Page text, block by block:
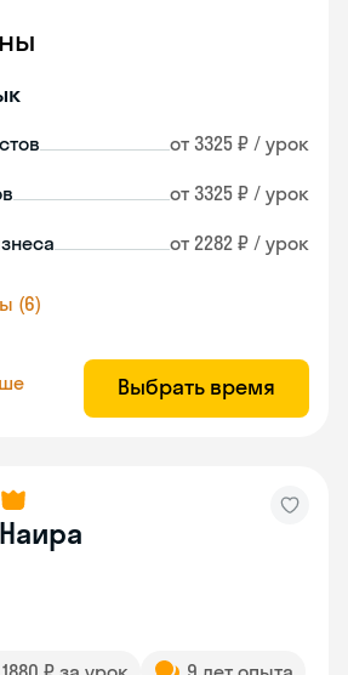
от 3325 ₽ / урок
от 3325 ₽ / урок
от 2282 ₽ / урок
(6)
Выбрать время
Наира